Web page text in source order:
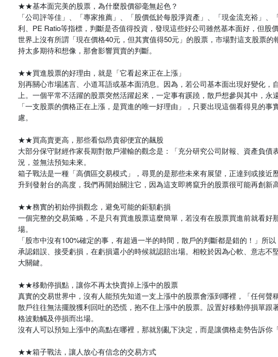
★★基本面完美的股票，為什麼股價卻毫無起色？
「公司評等佳」、「專家推薦」、「股價低於每股淨資產」、「現金流充裕」
利、PE Ratio等指標，判斷是否值得投資，發現這些好公司雖然基本面好，但股價
世界上沒有所謂「現在價格40元，但其實值得50元」的股票，市場對這支股票
持太多期待和想像，那會影響買賣的判斷。
★★買進股票的好理由，就是「它看起來正在上漲」
別再關心市場謠言、小道耳語或基本面消息。因為，若公司基本面出現好變化
上。一個平常不活躍的股票突然活躍起來，一定事有蹊蹺，散戶想參與其中，永遠
「一支股票的價格正在上漲，是買進的唯一好理由」，只要出現這個看得見的
慮。
★★買高賣更高，那些看似昂貴卻便宜的飆股
大部分保守財經作家長期對散戶灌輸的觀念是：「充分研究公司財報、資產負
況，並無法預知未來。
箱子戰法是一種「高價區交易模式」，尋覓的是那些未來有展望，正達到或接
升到發射台的高度，我們再開始關注它，因為這支即將竄升的股票很可能再創新
★★務實的初始停損觀念，避免可能的鉅額虧損
一個完整的交易策略，不是只有買進股票這麼簡單，若沒有在股票買進前就看
場。
「股市中沒有100%確定的事，有超過一半的時間，散戶的判斷都是錯的！」
承認錯誤、接受虧損，在虧損還小的時候就認賠出場。相較於因為心軟、意志
大關鍵。
★★移動停損點，讓你不再太快賣掉上漲中的股票
真實的交易世界中，沒有人能預先知道一支上漲中的股票會漲到哪裡，「任何聲
散戶往往無法擺脫獲利回吐的恐慌，抱不住上漲中的股票。設置好移動停損單
格波動觸及停損而出場。
沒有人可以預知上漲中的高點在哪裡，那就別亂下決定，而是讓價格走勢告訴你
★★箱子戰法，讓人放心有信念的交易方式